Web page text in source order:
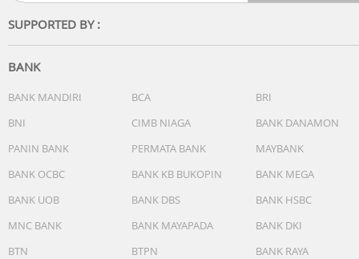
SUPPORTED BY :
BANK
BANK MANDIRI BCA
BRI
BNI
CIMB NIAGA
BANK DANAMON
PANIN BANK
PERMATA BANK
MAYBANK
BANK OCBC
BANK KB BUKOPIN
BANK MEGA
BANK UOB
BANK DBS
BANK HSBC
MNC BANK
BANK MAYAPADA
BANK DKI
BTN
BTPN BANK RAYA